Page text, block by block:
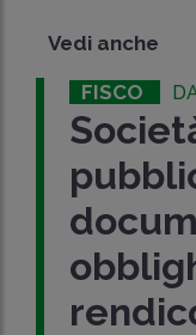
Vedi anche
FISCO